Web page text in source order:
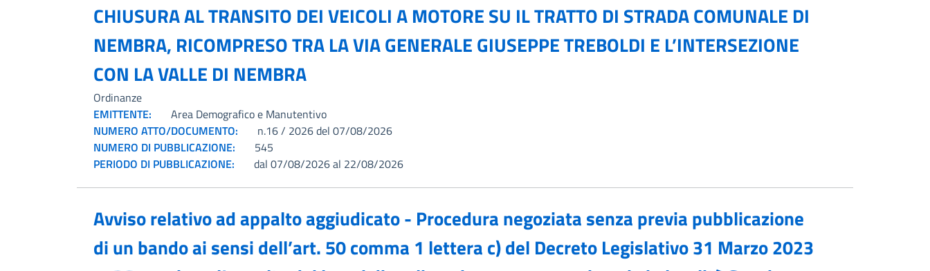
CHIUSURA AL TRANSITO DEI VEICOLI A MOTORE SU IL TRATTO DI STRADA COMUNALE DI
NEMBRA, RICOMPRESO TRA LA VIA GENERALE GIUSEPPE TREBOLDI E L’INTERSEZIONE
CON LA VALLE DI NEMBRA
Ordinanze
EMITTENTE:
Area Demografico e Manutentivo
NUMERO ATTO/DOCUMENTO:
n.16 / 2026 del 07/08/2026
NUMERO DI PUBBLICAZIONE:
545
PERIODO DI PUBBLICAZIONE:
dal 07/08/2026 al 22/08/2026
Avviso relativo ad appalto aggiudicato - Procedura negoziata senza previa pubblicazione
di un bando ai sensi dell’art. 50 comma 1 lettera c) del Decreto Legislativo 31 Marzo 2023